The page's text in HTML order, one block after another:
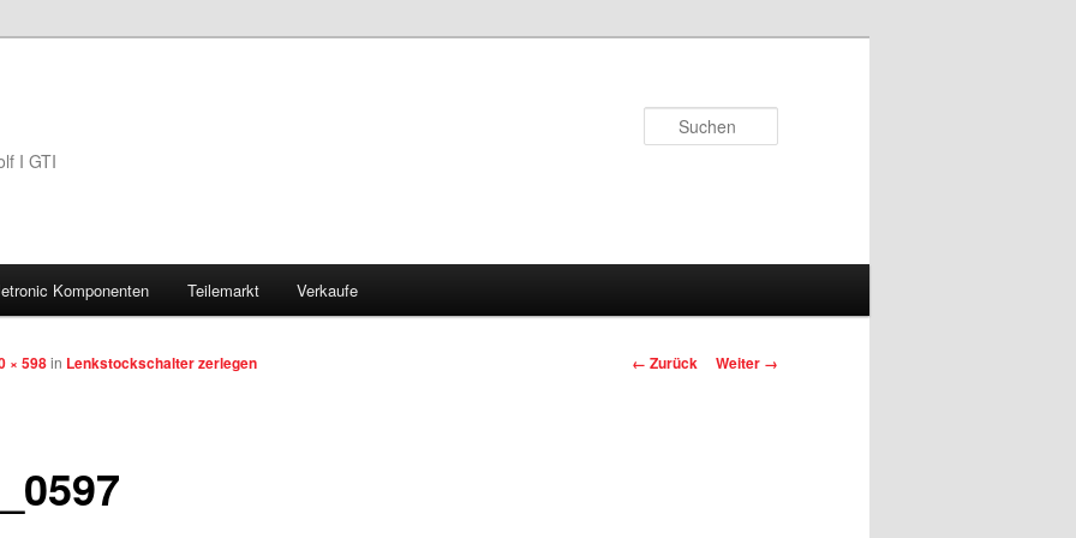
I GTI
Komponenten Teilemarkt Verkaufe
Bilder-
← Zurück Weiter →
× 598in Lenkstockschalter zerlegen